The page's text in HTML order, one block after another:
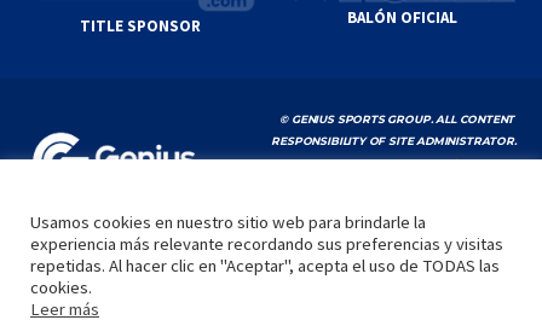
TITLE SPONSOR BALÓN OFICIAL
© GENIUS SPORTS GROUP. ALL CONTENT
RESPONSIBILITY OF SITE ADMINISTRATOR.
YOUTUBE TERMS OF SERVICE|GOOGLE
INICIO LA LIGA VIDEOS MEDIA CONTACTO
Usamos cookies en nuestro sitio web para brindarle la
experiencia más relevante recordando sus preferencias y visitas
repetidas. Al hacer clic en "Aceptar", acepta el uso de TODAS las
cookies.
Leer más